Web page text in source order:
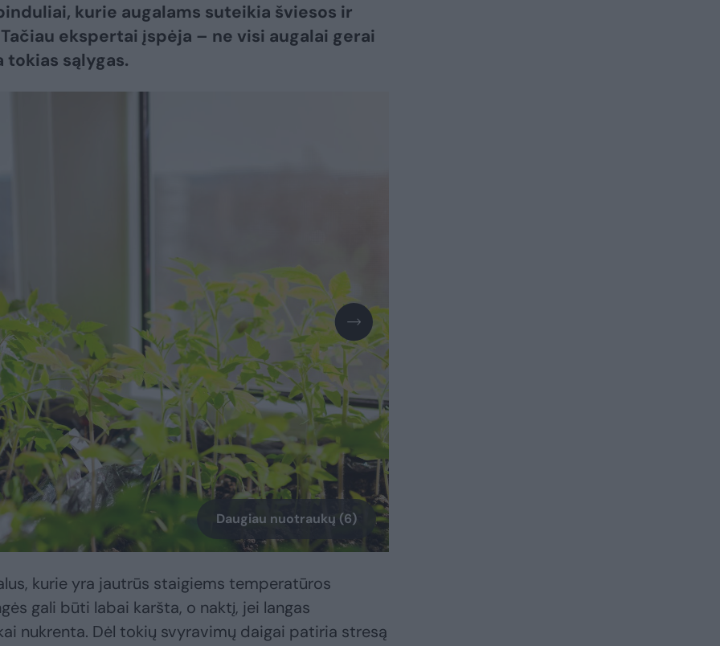
kurie augalams suteikia šviesos ir
ekspertai įspėja – ne visi augalai gerai
tokias sąlygas.
Daugiau nuotraukų (6)
kurie yra jautrūs staigiems temperatūros
gali būti labai karšta, o naktį, jei langas
nukrenta. Dėl tokių svyravimų daigai patiria stresą